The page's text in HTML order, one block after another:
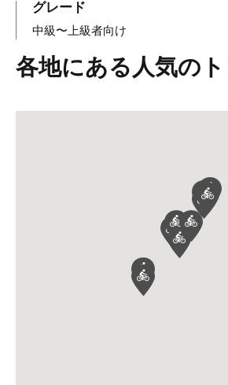
グレード
中級〜上級者向け
各地にある人気の